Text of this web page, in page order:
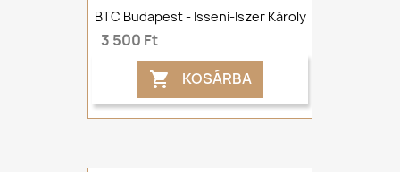
BTC Budapest - Isseni-Iszer Károly
3 500 Ft
 KOSÁRBA